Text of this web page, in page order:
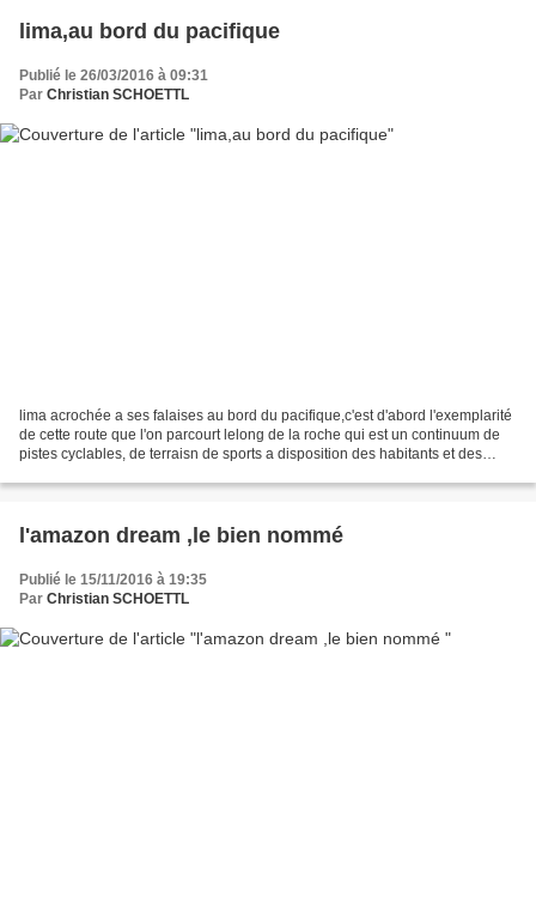
lima,au bord du pacifique
Publié le 26/03/2016 à 09:31
Par Christian SCHOETTL
lima acrochée a ses falaises au bord du pacifique,c'est d'abord l'exemplarité
de cette route que l'on parcourt lelong de la roche qui est un continuum de
pistes cyclables, de terraisn de sports a disposition des habitants et des
l'amazon dream ,le bien nommé
Publié le 15/11/2016 à 19:35
Par Christian SCHOETTL